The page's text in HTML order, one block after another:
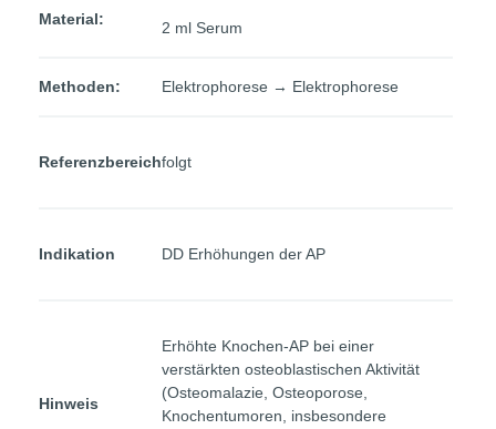
Material: 2 ml Serum
Methoden: Elektrophorese → Elektrophorese
Referenzbereichfolgt
Indikation DD Erhöhungen der AP
Hinweis
Erhöhte Knochen-AP bei einer
verstärkten osteoblastischen Aktivität
(Osteomalazie, Osteoporose,
Knochentumoren, insbesondere